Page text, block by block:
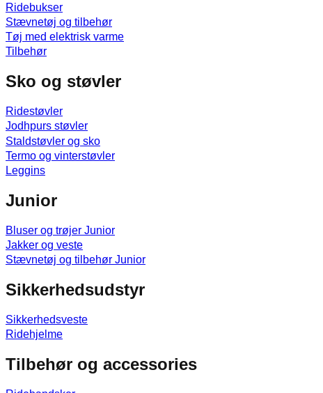
Ridebukser
Stævnetøj og tilbehør
Tøj med elektrisk varme
Tilbehør
Sko og støvler
Ridestøvler
Jodhpurs støvler
Staldstøvler og sko
Termo og vinterstøvler
Leggins
Junior
Bluser og trøjer Junior
Jakker og veste
Stævnetøj og tilbehør Junior
Sikkerhedsudstyr
Sikkerhedsveste
Ridehjelme
Tilbehør og accessories